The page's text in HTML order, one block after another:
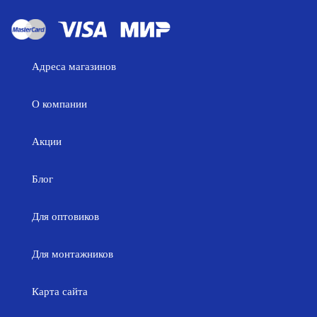
Адреса магазинов
О компании
Акции
Блог
Для оптовиков
Для монтажников
Карта сайта